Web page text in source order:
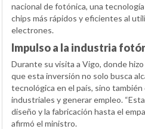
nacional de fotónica, una
chips más rápidos y eficientes al
electrones.
Impulso a la industria
Durante su visita a Vigo, donde
que esta inversión no solo busca
tecnológica en el país, sino
industriales y generar empleo.
diseño y la fabricación hasta el
afirmó el ministro.